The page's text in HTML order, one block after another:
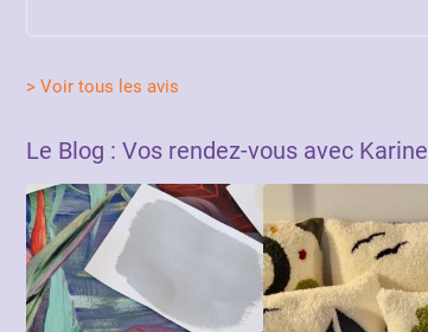
> Voir tous les avis
Le Blog : Vos rendez-vous avec Karine